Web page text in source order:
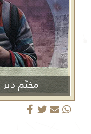
مخيّم دير